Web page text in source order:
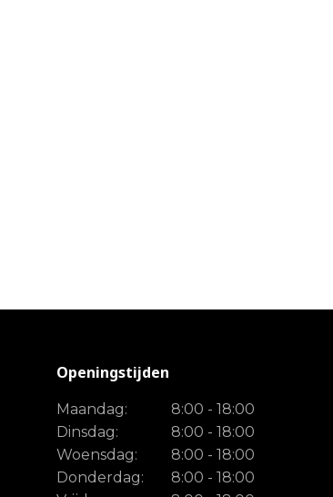
Openingstijden
Maandag:
8:00 - 18:00
Dinsdag:
8:00 - 18:00
Woensdag:
8:00 - 18:00
Donderdag:
8:00 - 18:00